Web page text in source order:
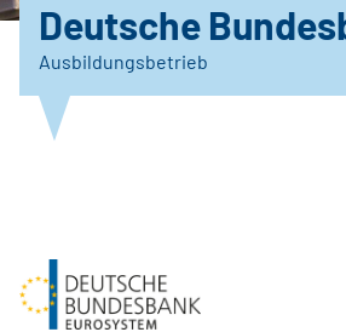
Deutsche
Ausbildungsbetrieb